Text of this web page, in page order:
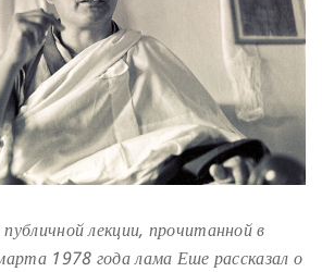
лекции, прочитанной в
1978 года лама Еше рассказал о